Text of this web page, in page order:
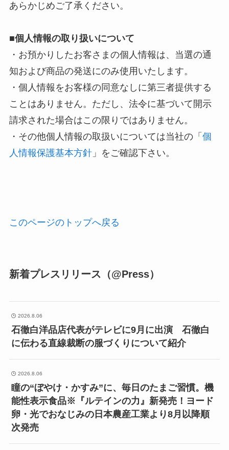
あらかじめご了承ください。
■個人情報の取り扱いについて
・お預かりしたお客さまの個人情報は、当選の通
知および商品の発送にのみ使用いたします。
・個人情報をお客様の同意なしに第三者提供する
ことはありません。ただし、法令に基づいて開示
請求された場合はこの限りではありません。
・その他個人情報の取扱いについては当社の「 個
人情報保護基本方針」をご確認下さい。
このページのトップへ戻る
新着プレスリリース（@Press）
2026.8.06
石徹白洋品店代表がテレビに9月に出演 石徹白
に伝わる直線裁断の服づくりについて紹介
2026.8.06
瞳の“ぼやけ・かすみ”に、毎日のたまご習慣。機
能性表示食品※『ルテインの力』新発売！ヨード
卵・光でおなじみの日本農産工業より8月以降順
次発売